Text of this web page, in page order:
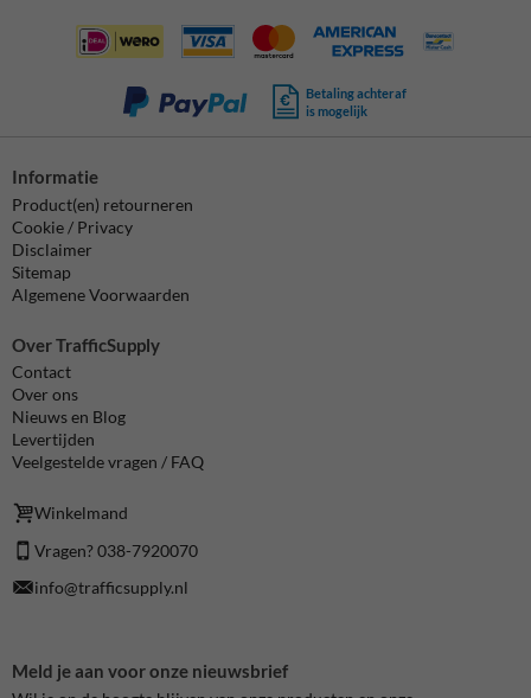
Betaling achteraf
is mogelijk
Informatie
Product(en) retourneren
Cookie / Privacy
Disclaimer
Sitemap
Algemene Voorwaarden
Over TrafficSupply
Contact
Over ons
Nieuws en Blog
Levertijden
Veelgestelde vragen / FAQ
Winkelmand
Vragen? 038-7920070
info@trafficsupply.nl
Meld je aan voor onze nieuwsbrief